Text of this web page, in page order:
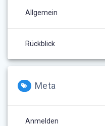
Allgemein
Rückblick
Meta
Anmelden